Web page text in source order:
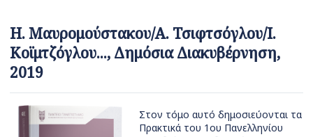
Η. Μαυρομούστακου/Α. Τσιφτσόγλου/Ι.
Κοϊμτζόγλου..., Δημόσια Διακυβέρνηση,
2019
Στον τόμο αυτό δημοσιεύονται τα
Πρακτικά του 1ου Πανελληνίου